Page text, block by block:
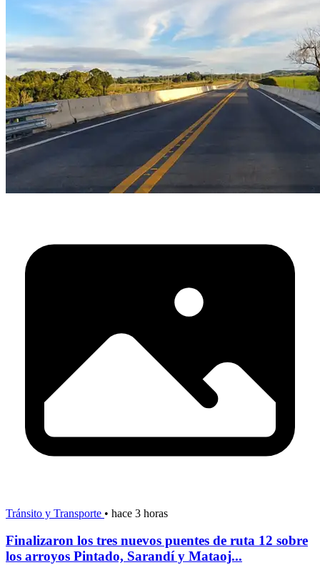
Tránsito y Transporte • hace 3 horas
Finalizaron los tres nuevos puentes de ruta 12 sobre
los arroyos Pintado, Sarandí y Mataoj...